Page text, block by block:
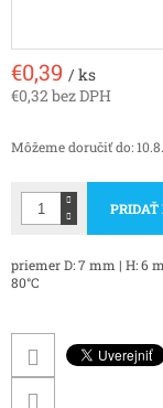
€0,39 / ks
€0,32 bez DPH
cena:
Môžeme doručiť do:
PRIDAŤ
priemer D: 7 mm | H: 6
80°C